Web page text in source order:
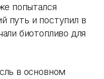
попытался
путь и поступил в
биотопливо для
в основном